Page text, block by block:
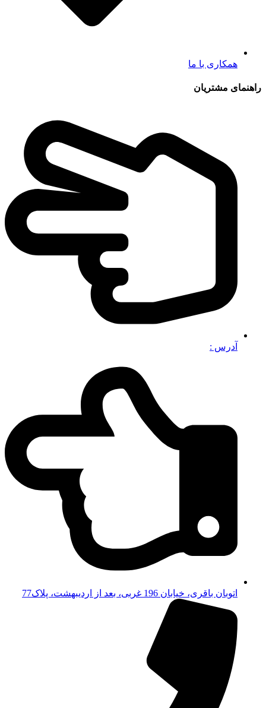
همکاری با ما
راهنمای مشتریان
آدرس :
اتوبان باقری، خیابان 196 غربی، بعد از اردیبهشت، پلاک77